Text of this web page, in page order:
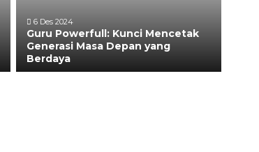
6 Des 2024
Guru Powerfull: Kunci Mencetak
Generasi Masa Depan yang
Berdaya